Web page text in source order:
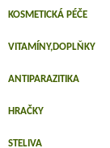
KOSMETICKÁ PÉČE
VITAMÍNY,DOPLŇKY
ANTIPARAZITIKA
HRAČKY
STELIVA